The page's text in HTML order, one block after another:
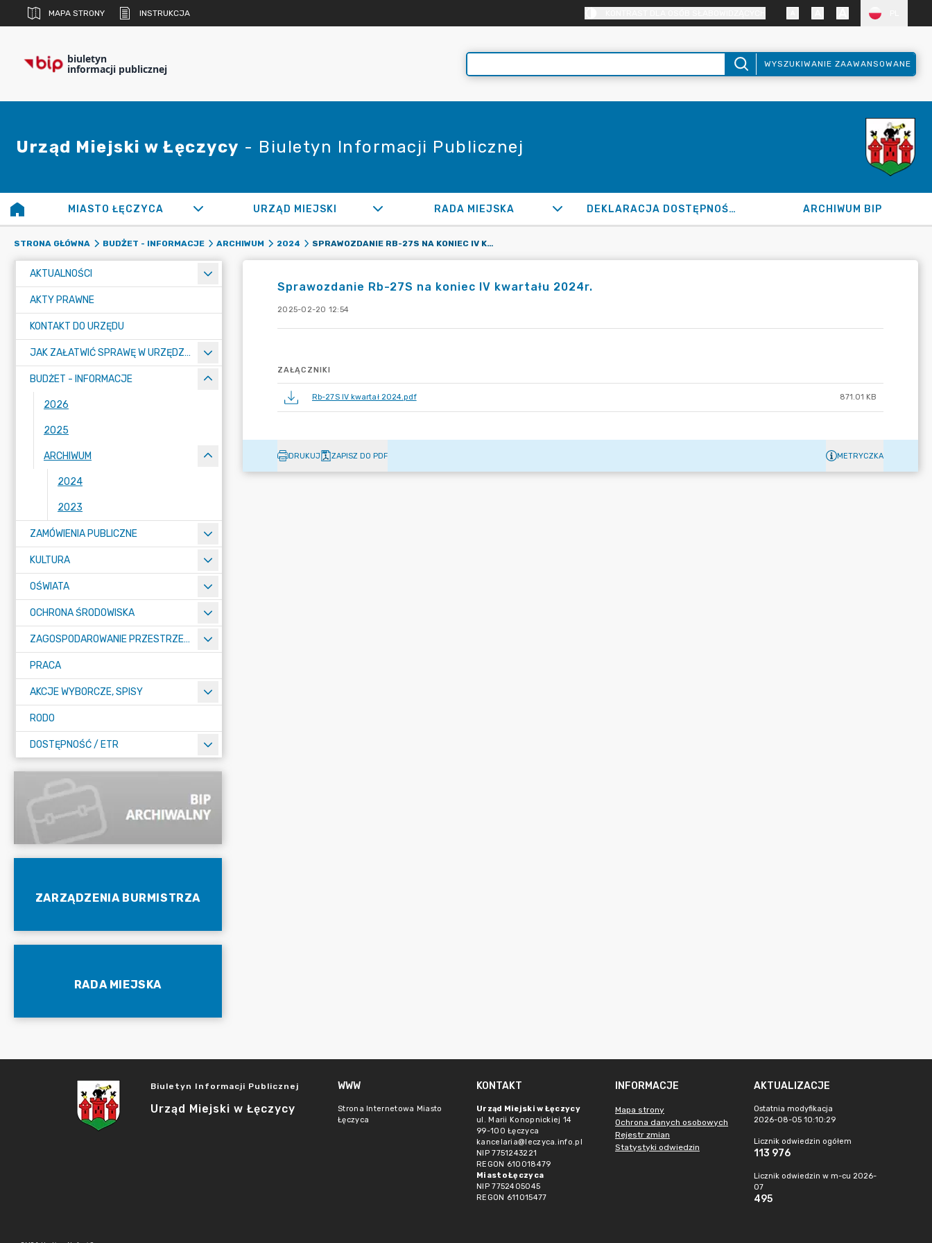
MAPA STRONY INSTRUKCJA
biuletyn
informacji publicznej WYSZUKIWANIE ZAAWANSOWANE
Urząd Miejski w Łęczycy - Biuletyn Informacji Publicznej
MIASTO ŁĘCZYCA URZĄD MIEJSKI RADA MIEJSKA DEKLARACJA DOSTĘPNOŚCI ARCHIWUM BIP
STRONA GŁÓWNA BUDŻET - INFORMACJE ARCHIWUM 2024 SPRAWOZDANIE RB-27S NA KONIEC IV KWARTAŁU 2024R.
AKTUALNOŚCI
AKTY PRAWNE
KONTAKT DO URZĘDU
JAK ZAŁATWIĆ SPRAWĘ W URZĘDZIE
BUDŻET - INFORMACJE
2026
2025
ARCHIWUM
2024
2023
ZAMÓWIENIA PUBLICZNE
KULTURA
OŚWIATA
OCHRONA ŚRODOWISKA
ZAGOSPODAROWANIE PRZESTRZENNE
PRACA
AKCJE WYBORCZE, SPISY
RODO
DOSTĘPNOŚĆ / ETR
ZARZĄDZENIA BURMISTRZA
RADA MIEJSKA
Sprawozdanie Rb-27S na koniec IV kwartału 2024r.
2025-02-20 12:54
ZAŁĄCZNIKI
Rb-27S IV kwartał 2024.pdf 871.01 KB
DRUKUJ ZAPISZ DO PDF METRYCZKA
Biuletyn Informacji Publicznej
Urząd Miejski w Łęczycy
WWW
Strona Internetowa Miasto
Łęczyca
KONTAKT
Urząd Miejski w Łęczycy
ul. Marii Konopnickiej 14
99-100 Łęczyca
kancelaria@leczyca.info.pl
NIP 7751243221
REGON 610018479
Miasto Łęczyca
NIP 7752405045
REGON 611015477
INFORMACJE
Mapa strony
Ochrona danych osobowych
Rejestr zmian
Statystyki odwiedzin
AKTUALIZACJE
Ostatnia modyfikacja
2026-08-05 10:10:29
Licznik odwiedzin ogółem
113 976
Licznik odwiedzin w m-cu 2026-
07
495